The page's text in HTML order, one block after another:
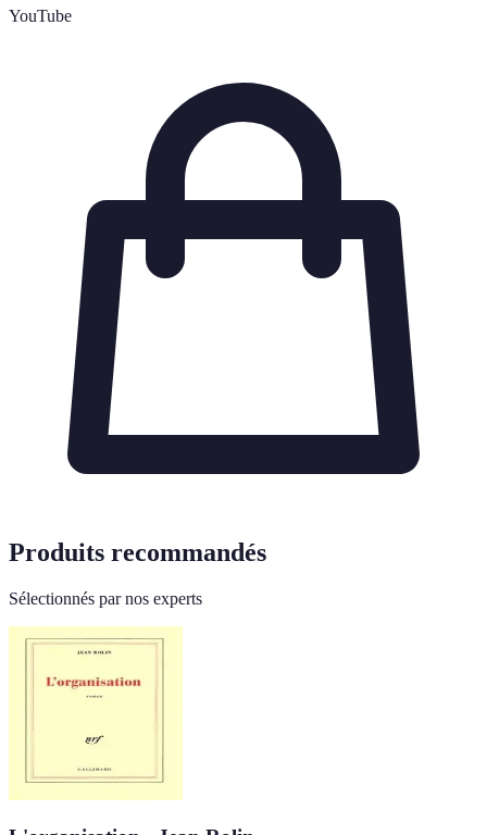
YouTube
Produits recommandés
Sélectionnés par nos experts